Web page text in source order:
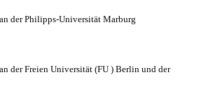
der Philipps-Universität Marburg
der Freien Universität (FU ) Berlin und der